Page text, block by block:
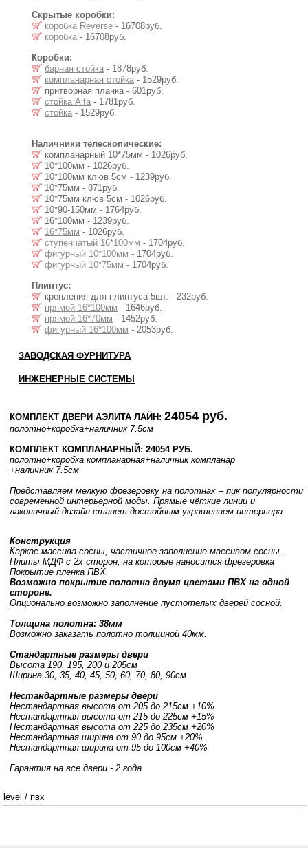
Скрытые коробки:
коробка Reverse - 16708руб.
коробка - 16708руб.
Коробки:
барная стойка - 1878руб.
компланарная стойка - 1529руб.
притворная планка - 601руб.
стойка Alfa - 1781руб.
стойка - 1529руб.
Наличники телескопические:
компланарный 10*75мм - 1026руб.
10*100мм - 1026руб.
10*100мм клюв 5см - 1239руб.
10*75мм - 871руб.
10*75мм клюв 5см - 1026руб.
10*90-150мм - 1764руб.
16*100мм - 1239руб.
16*75мм - 1026руб.
ступенчатый 16*100мм - 1704руб.
фигурный 10*100мм - 1704руб.
фигурный 10*75мм - 1704руб.
Плинтус:
крепления для плинтуса 5шт. - 232руб.
прямой 16*100мм - 1646руб.
прямой 16*70мм - 1452руб.
фигурный 16*100мм - 2053руб.
ЗАВОДСКАЯ ФУРНИТУРА
ИНЖЕНЕРНЫЕ СИСТЕМЫ
КОМПЛЕКТ ДВЕРИ АЭЛИТА ЛАЙН: 24054 руб.
полотно+коробка+наличник 7.5см
КОМПЛЕКТ КОМПЛАНАРНЫЙ: 24054 РУБ.
полотно+коробка компланарная+наличник компланар
+наличник 7.5см
Представляем мелкую фрезеровку на полотнах – пик популярности
современной интерьерной моды. Прямые чёткие линии и
лаконичный дизайн станет достойным украшением интерьера.
Конструкция
Каркас массива сосны, частичное заполнение массивом сосны.
Плиты МДФ с 2х сторон, на которые наносится фрезеровка
Покрытие пленка ПВХ.
Возможно покрытие полотна двумя цветами ПВХ на одной
стороне.
Опционально возможно заполнение пустотелых дверей сосной.
Толщина полотна: 38мм
Возможно заказать полотно толщиной 40мм.
Стандартные размеры двери
Высота 190, 195, 200 и 205см
Ширина 30, 35, 40, 45, 50, 60, 70, 80, 90см
Нестандартные размеры двери
Нестандартная высота от 205 до 215см +10%
Нестандартная высота от 215 до 225см +15%
Нестандартная высота от 225 до 235см +20%
Нестандартная ширина от 90 до 95см +20%
Нестандартная ширина от 95 до 100см +40%
Гарантия на все двери - 2 года
level / пвх